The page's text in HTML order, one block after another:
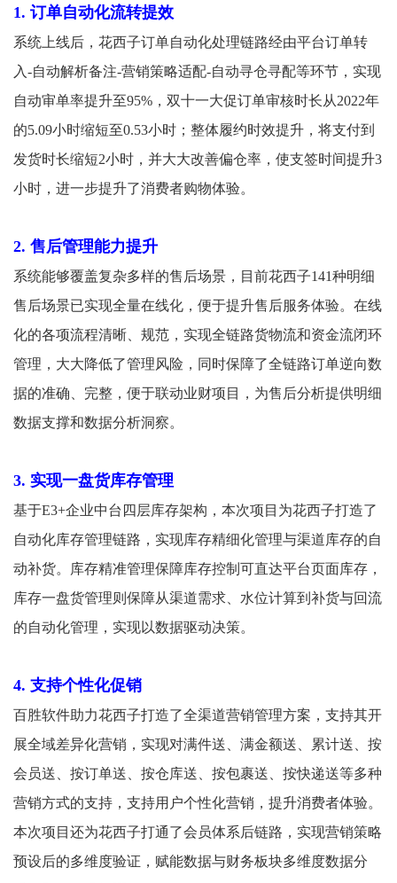
1. 订单自动化流转提效
系统上线后，花西子订单自动化处理链路经由平台订单转
入-自动解析备注-营销策略适配-自动寻仓寻配等环节，实现
自动审单率提升至95%，双十一大促订单审核时长从2022年
的5.09小时缩短至0.53小时；整体履约时效提升，将支付到
发货时长缩短2小时，并大大改善偏仓率，使支签时间提升3
小时，进一步提升了消费者购物体验。
2. 售后管理能力提升
系统能够覆盖复杂多样的售后场景，目前花西子141种明细
售后场景已实现全量在线化，便于提升售后服务体验。在线
化的各项流程清晰、规范，实现全链路货物流和资金流闭环
管理，大大降低了管理风险，同时保障了全链路订单逆向数
据的准确、完整，便于联动业财项目，为售后分析提供明细
数据支撑和数据分析洞察。
3. 实现一盘货库存管理
基于E3+企业中台四层库存架构，本次项目为花西子打造了
自动化库存管理链路，实现库存精细化管理与渠道库存的自
动补货。库存精准管理保障库存控制可直达平台页面库存，
库存一盘货管理则保障从渠道需求、水位计算到补货与回流
的自动化管理，实现以数据驱动决策。
4. 支持个性化促销
百胜软件助力花西子打造了全渠道营销管理方案，支持其开
展全域差异化营销，实现对满件送、满金额送、累计送、按
会员送、按订单送、按仓库送、按包裹送、按快递送等多种
营销方式的支持，支持用户个性化营销，提升消费者体验。
本次项目还为花西子打通了会员体系后链路，实现营销策略
预设后的多维度验证，赋能数据与财务板块多维度数据分